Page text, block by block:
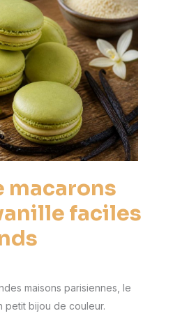
macarons
faciles
maisons parisiennes, le
petit bijou de couleur.